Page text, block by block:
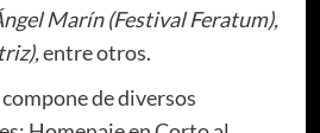
Marín (Festival Feratum),
entre otros.
de diversos